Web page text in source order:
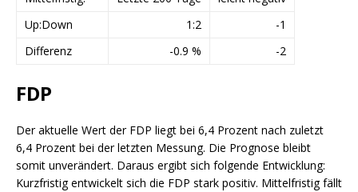
Up:Down
1:2
-1
Differenz
-0.9 % -2
FDP
Der aktuelle Wert der FDP liegt bei 6,4 Prozent nach zuletzt
6,4 Prozent bei der letzten Messung. Die Prognose bleibt
somit unverändert. Daraus ergibt sich folgende Entwicklung:
Kurzfristig entwickelt sich die FDP stark positiv. Mittelfristig fällt